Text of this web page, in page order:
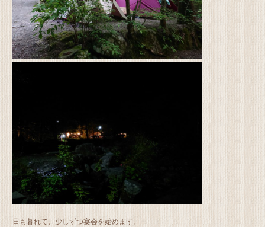
日も暮れて、少しずつ宴会を始めます。